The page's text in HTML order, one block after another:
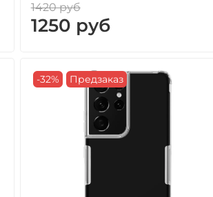
1420 руб
1250 руб
-32% Предзаказ